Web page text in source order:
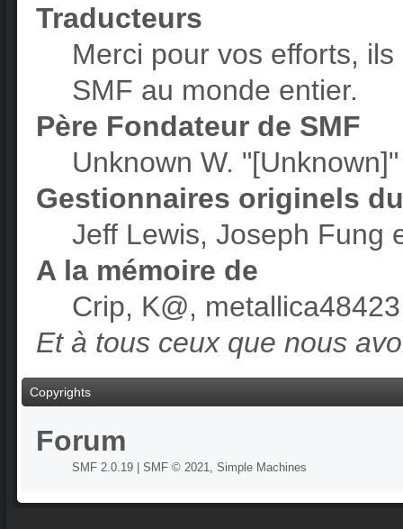
Traducteurs
Merci pour vos efforts,
SMF au monde entier.
Père Fondateur de SMF
Unknown W.
Gestionnaires originels
Jeff Lewis, Joseph Fung
A la mémoire de
Crip, K@,
Et à tous ceux que nous
Copyrights
Forum
SMF 2.0.19| SMF © 2021, Simple Machines